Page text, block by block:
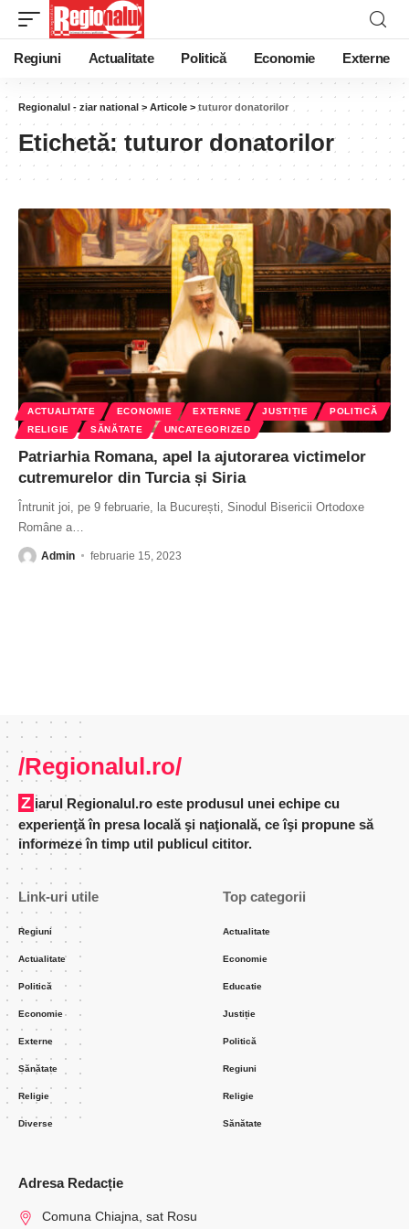
Regiuni Actualitate Politică Economie Externe
Regionalul - ziar national > Articole > tuturor donatorilor
Etichetă: tuturor donatorilor
ACTUALITATE ECONOMIE EXTERNE JUSTIȚIE
POLITICĂ
RELIGIE
SĂNĂTATE UNCATEGORIZED
Patriarhia Romana, apel la ajutorarea victimelor
cutremurelor din Turcia și Siria
Întrunit joi, pe 9 februarie, la București, Sinodul Bisericii Ortodoxe
Române a
Admin februarie 15, 2023
/Regionalul.ro/
Ziarul Regionalul.ro este produsul unei echipe cu
experienţă în presa locală şi naţională, ce îşi propune să
informeze în timp util publicul cititor.
Link-uri utile
Regiuni
Actualitate
Politică
Economie
Externe
Sănătate
Religie
Diverse
Top categorii
Actualitate
Economie
Educatie
Justiție
Politică
Regiuni
Religie
Sănătate
Adresa Redacție
Comuna Chiajna, sat Rosu